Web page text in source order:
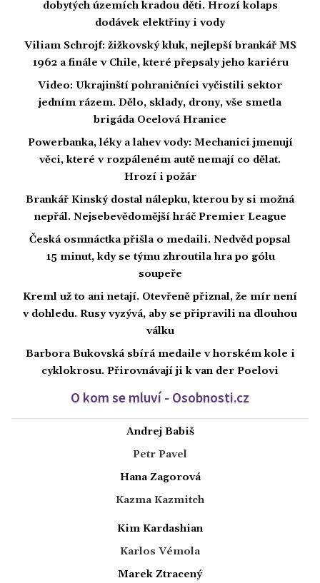
dobytých územích kradou děti. Hrozí kolaps
dodávek elektřiny i vody
Viliam Schrojf: žižkovský kluk, nejlepší brankář MS
1962 a finále v Chile, které přepsaly jeho kariéru
Video: Ukrajinští pohraničníci vyčistili sektor
jedním rázem. Dělo, sklady, drony, vše smetla
brigáda Ocelová Hranice
Powerbanka, léky a lahev vody: Mechanici jmenují
věci, které v rozpáleném autě nemají co dělat.
Hrozí i požár
Brankář Kinský dostal nálepku, kterou by si možná
nepřál. Nejsebevědomější hráč Premier League
Česká osmnáctka přišla o medaili. Nedvěd popsal
15 minut, kdy se týmu zhroutila hra po gólu
soupeře
Kreml už to ani netají. Otevřeně přiznal, že mír není
v dohledu. Rusy vyzývá, aby se připravili na dlouhou
válku
Barbora Bukovská sbírá medaile v horském kole i
cyklokrosu. Přirovnávají ji k van der Poelovi
O kom se mluví - Osobnosti.cz
Andrej Babiš
Petr Pavel
Hana Zagorová
Kazma Kazmitch
Kim Kardashian
Karlos Vémola
Marek Ztracený